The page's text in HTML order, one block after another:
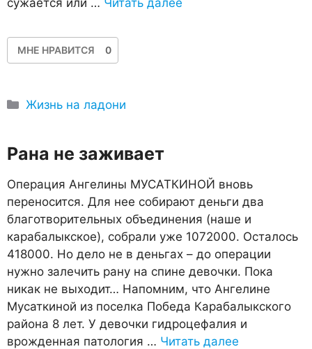
сужается или … Читать далее
МНЕ НРАВИТСЯ 0
Рубрики
Жизнь на ладони
Рана не заживает
Операция Ангелины МУСАТКИНОЙ вновь
переносится. Для нее собирают деньги два
благотворительных объединения (наше и
карабалыкское), собрали уже 1072000. Осталось
418000. Но дело не в деньгах – до операции
нужно залечить рану на спине девочки. Пока
никак не выходит… Напомним, что Ангелине
Мусаткиной из поселка Победа Карабалыкского
района 8 лет. У девочки гидроцефалия и
врожденная патология … Читать далее